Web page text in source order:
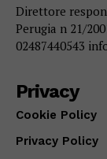
Direttore
Perugia n 21/
02487440543
Privacy
Cookie Policy
Privacy Policy